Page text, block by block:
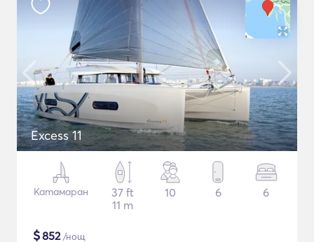
Excess 11
Катамаран
37 ft
11 m
10 6 6
$852/нощ